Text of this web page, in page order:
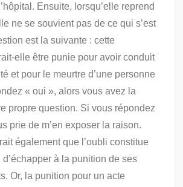
Ensuite, lorsqu’elle reprend
ne se souvient pas de ce qui s’est
est la suivante : cette
elle être punie pour avoir conduit
et pour le meurtre d’une personne
« oui », alors vous avez la
propre question. Si vous répondez
prie de m’en exposer la raison.
également que l’oubli constitue
à la punition de ses
Or, la punition pour un acte